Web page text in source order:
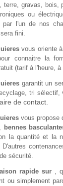
terre, gravas, bois,
ou
par l'un de nos
fini.
vous oriente à
connaitre la
(tarif à l'heure,
garantit un
tri
de contact.
vous propose
, bennes
la quantité et la
sécurité.
rapide sur ,
ou simplement